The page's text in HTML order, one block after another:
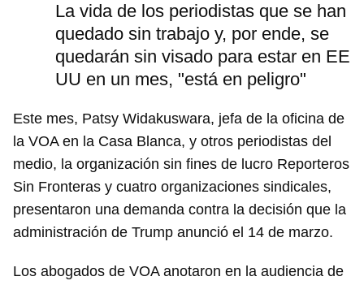
La vida de los periodistas que se han
quedado sin trabajo y, por ende, se
quedarán sin visado para estar en EE
UU en un mes, "está en peligro"
Este mes, Patsy Widakuswara, jefa de la oficina de
la VOA en la Casa Blanca, y otros periodistas del
medio, la organización sin fines de lucro Reporteros
Sin Fronteras y cuatro organizaciones sindicales,
presentaron una demanda contra la decisión que la
administración de Trump anunció el 14 de marzo.
Los abogados de VOA anotaron en la audiencia de